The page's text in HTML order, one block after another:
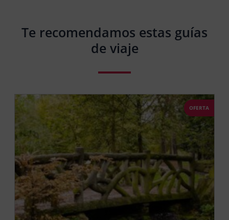
Te recomendamos estas guías
de viaje
OFERTA